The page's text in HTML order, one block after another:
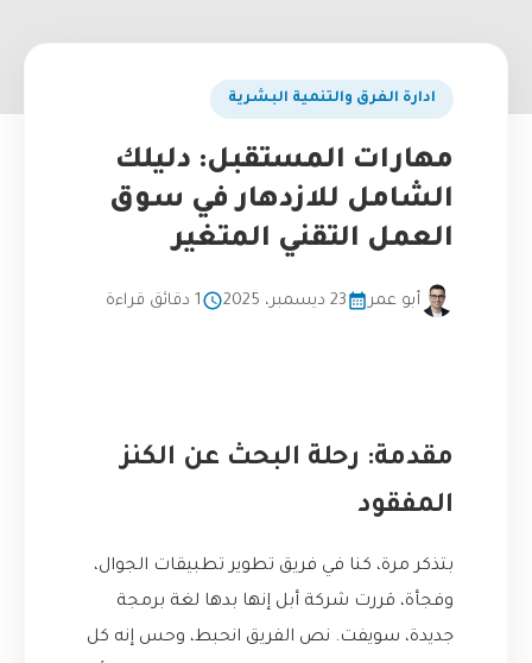
ادارة الفرق والتنمية البشرية
مهارات المستقبل: دليلك
الشامل للازدهار في سوق
العمل التقني المتغير
أبو عمر 23 ديسمبر، 2025 1 دقائق قراءة
مقدمة: رحلة البحث عن الكنز
المفقود
بتذكر مرة، كنا في فريق تطوير تطبيقات الجوال،
وفجأة، قررت شركة أبل إنها بدها لغة برمجة
جديدة، سويفت. نص الفريق انحبط، وحس إنه كل